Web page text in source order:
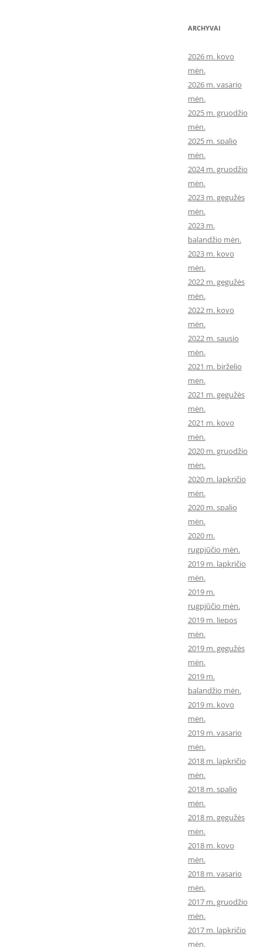
ARCHYVAI
2026 m. kovo
mėn.
2026 m. vasario
mėn.
2025 m. gruodžio
mėn.
2025 m. spalio
mėn.
2024 m. gruodžio
mėn.
2023 m. gegužės
mėn.
2023 m.
balandžio mėn.
2023 m. kovo
mėn.
2022 m. gegužės
mėn.
2022 m. kovo
mėn.
2022 m. sausio
mėn.
2021 m. birželio
mėn.
2021 m. gegužės
mėn.
2021 m. kovo
mėn.
2020 m. gruodžio
mėn.
2020 m. lapkričio
mėn.
2020 m. spalio
mėn.
2020 m.
rugpjūčio mėn.
2019 m. lapkričio
mėn.
2019 m.
rugpjūčio mėn.
2019 m. liepos
mėn.
2019 m. gegužės
mėn.
2019 m.
balandžio mėn.
2019 m. kovo
mėn.
2019 m. vasario
mėn.
2018 m. lapkričio
mėn.
2018 m. spalio
mėn.
2018 m. gegužės
mėn.
2018 m. kovo
mėn.
2018 m. vasario
mėn.
2017 m. gruodžio
mėn.
2017 m. lapkričio
mėn.